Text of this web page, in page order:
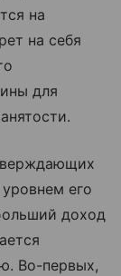
на
на себя
для
его
доход
Во-первых,